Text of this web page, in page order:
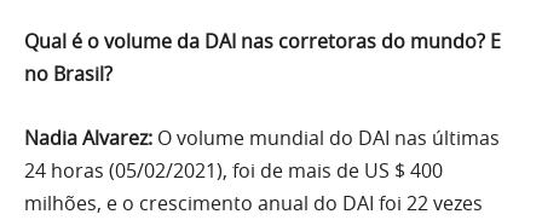
Qual é o volume da DAI nas corretoras do mundo? E
no Brasil?
Nadia Alvarez: O volume mundial do DAI nas últimas
24 horas (05/02/2021), foi de mais de US $ 400
milhões, e o crescimento anual do DAI foi 22 vezes